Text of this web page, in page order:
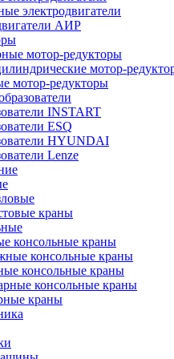
электродвигатели
АИР
мотор-редукторы
мотор-
мотор-редукторы
INSTART
ESQ
HYUNDAI
Lenze
краны
консольные краны
консольные краны
консольные краны
консольные краны
краны